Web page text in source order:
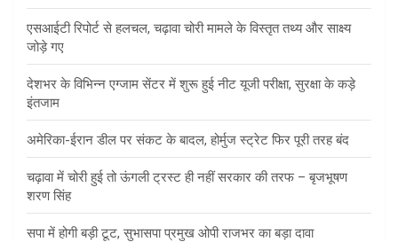
एसआईटी रिपोर्ट से हलचल, चढ़ावा चोरी मामले के विस्तृत तथ्य और साक्ष्य
जोड़े गए
देशभर के विभिन्न एग्जाम सेंटर में शुरू हुई नीट यूजी परीक्षा, सुरक्षा के कड़े
इंतजाम
अमेरिका-ईरान डील पर संकट के बादल, होर्मुज स्ट्रेट फिर पूरी तरह बंद
चढ़ावा में चोरी हुई तो ऊंगली ट्रस्ट ही नहीं सरकार की तरफ – बृजभूषण
शरण सिंह
सपा में होगी बड़ी टूट, सुभासपा प्रमुख ओपी राजभर का बड़ा दावा